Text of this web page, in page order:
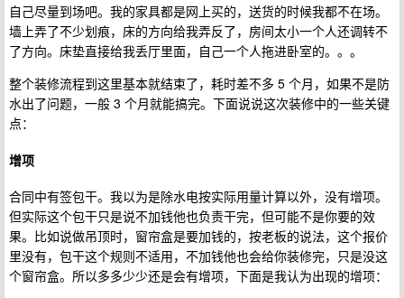
自己尽量到场吧。我的家具都是网上买的，送货的时候我都不在场。
墙上弄了不少划痕，床的方向给我弄反了，房间太小一个人还调转不
了方向。床垫直接给我丢厅里面，自己一个人拖进卧室的。。。
整个装修流程到这里基本就结束了，耗时差不多 5 个月，如果不是防
水出了问题，一般 3 个月就能搞完。下面说说这次装修中的一些关键
点：
增项
合同中有签包干。我以为是除水电按实际用量计算以外，没有增项。
但实际这个包干只是说不加钱他也负责干完，但可能不是你要的效
果。比如说做吊顶时，窗帘盒是要加钱的，按老板的说法，这个报价
里没有，包干这个规则不适用，不加钱他也会给你装修完，只是没这
个窗帘盒。所以多多少少还是会有增项，下面是我认为出现的增项：